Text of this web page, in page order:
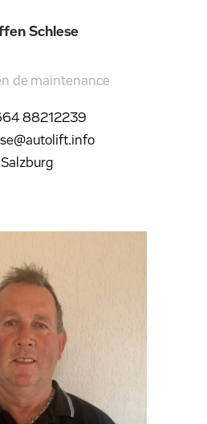
Schlese
de maintenance
88212239
Salzburg